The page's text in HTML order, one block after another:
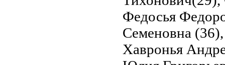
Федосья
Семеновна
Хавронья